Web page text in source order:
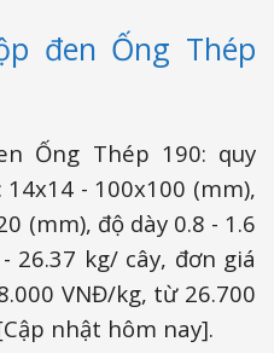
đen Ống Thép
Ống Thép 190: quy
- 100x100 (mm),
(mm), độ dày 0.8 - 1.6
26.37 kg/ cây, đơn giá
VNĐ/kg, từ 26.700
nhật hôm nay].